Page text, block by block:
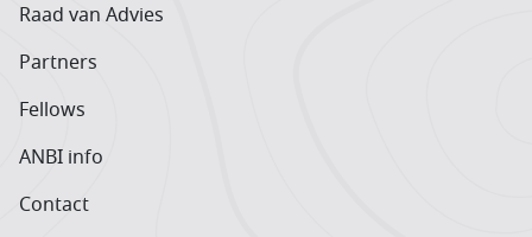
Raad van Advies
Partners
Fellows
ANBI info
Contact